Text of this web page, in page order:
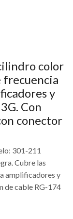
color
frecuencia
y
Con
conector
301-211
Cubre las
amplificadores y
de cable RG-174